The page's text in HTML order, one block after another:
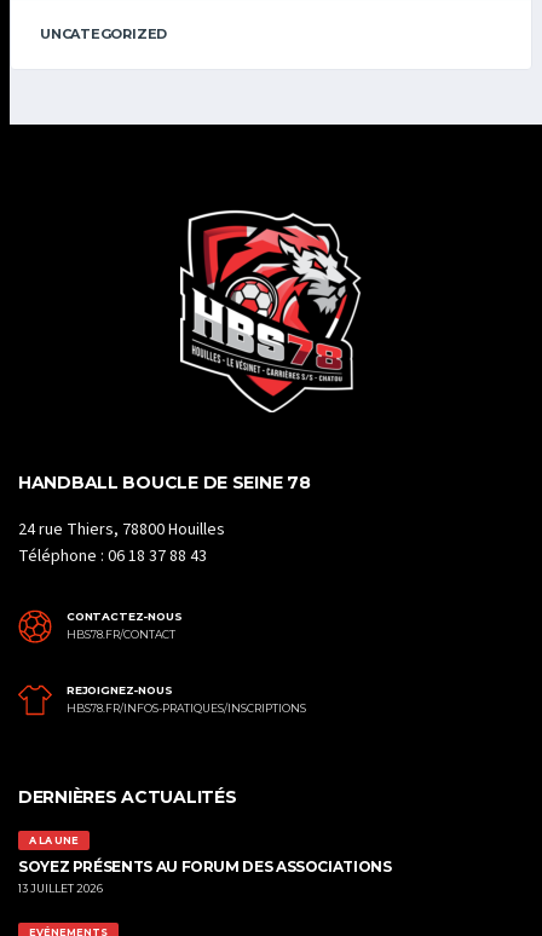
UNCATEGORIZED
HANDBALL BOUCLE DE SEINE 78
24 rue Thiers, 78800 Houilles
Téléphone : 06 18 37 88 43
CONTACTEZ-NOUS
HBS78.FR/CONTACT
REJOIGNEZ-NOUS
HBS78.FR/INFOS-PRATIQUES/INSCRIPTIONS
DERNIÈRES ACTUALITÉS
A LA UNE
SOYEZ PRÉSENTS AU FORUM DES ASSOCIATIONS
13 JUILLET 2026
EVÉNEMENTS